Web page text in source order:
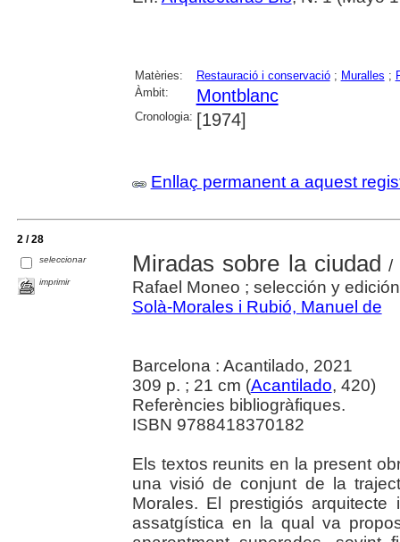
Matèries: Restauració i conservació; Muralles ;
Àmbit:
Montblanc
Cronologia: [1974]
Enllaç permanent a aquest
2 / 28
seleccionar
imprimir
Miradas sobre la ciudad /
Rafael Moneo ; selección y
Solà-Morales i Rubió, Manuel de
Barcelona : Acantilado, 2021
309 p. ; 21 cm (Acantilado, 420)
Referències bibliogràfiques.
ISBN 9788418370182
Els textos reunits en la present
una visió de conjunt de la
Morales. El prestigiós
assatgística en la qual va